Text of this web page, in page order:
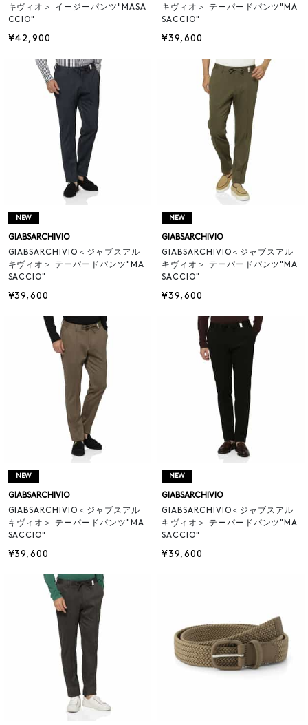
キヴィオ＞ イージーパンツ"MASA
CCIO"
¥42,900
キヴィオ＞ テーパードパンツ"MA
SACCIO"
¥39,600
NEW
GIABSARCHIVIO
GIABSARCHIVIO＜ジャブスアル
キヴィオ＞ テーパードパンツ"MA
SACCIO"
¥39,600
NEW
GIABSARCHIVIO
GIABSARCHIVIO＜ジャブスアル
キヴィオ＞ テーパードパンツ"MA
SACCIO"
¥39,600
NEW
GIABSARCHIVIO
GIABSARCHIVIO＜ジャブスアル
キヴィオ＞ テーパードパンツ"MA
SACCIO"
¥39,600
NEW
GIABSARCHIVIO
GIABSARCHIVIO＜ジャブスアル
キヴィオ＞ テーパードパンツ"MA
SACCIO"
¥39,600